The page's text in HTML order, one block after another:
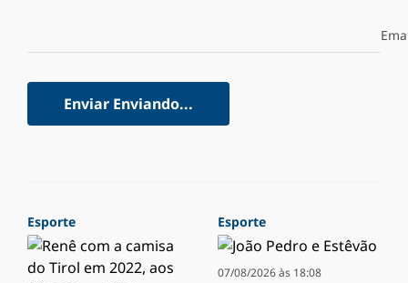
Enviar Enviando...
Esporte Esporte
07/08/2026 às 18:08